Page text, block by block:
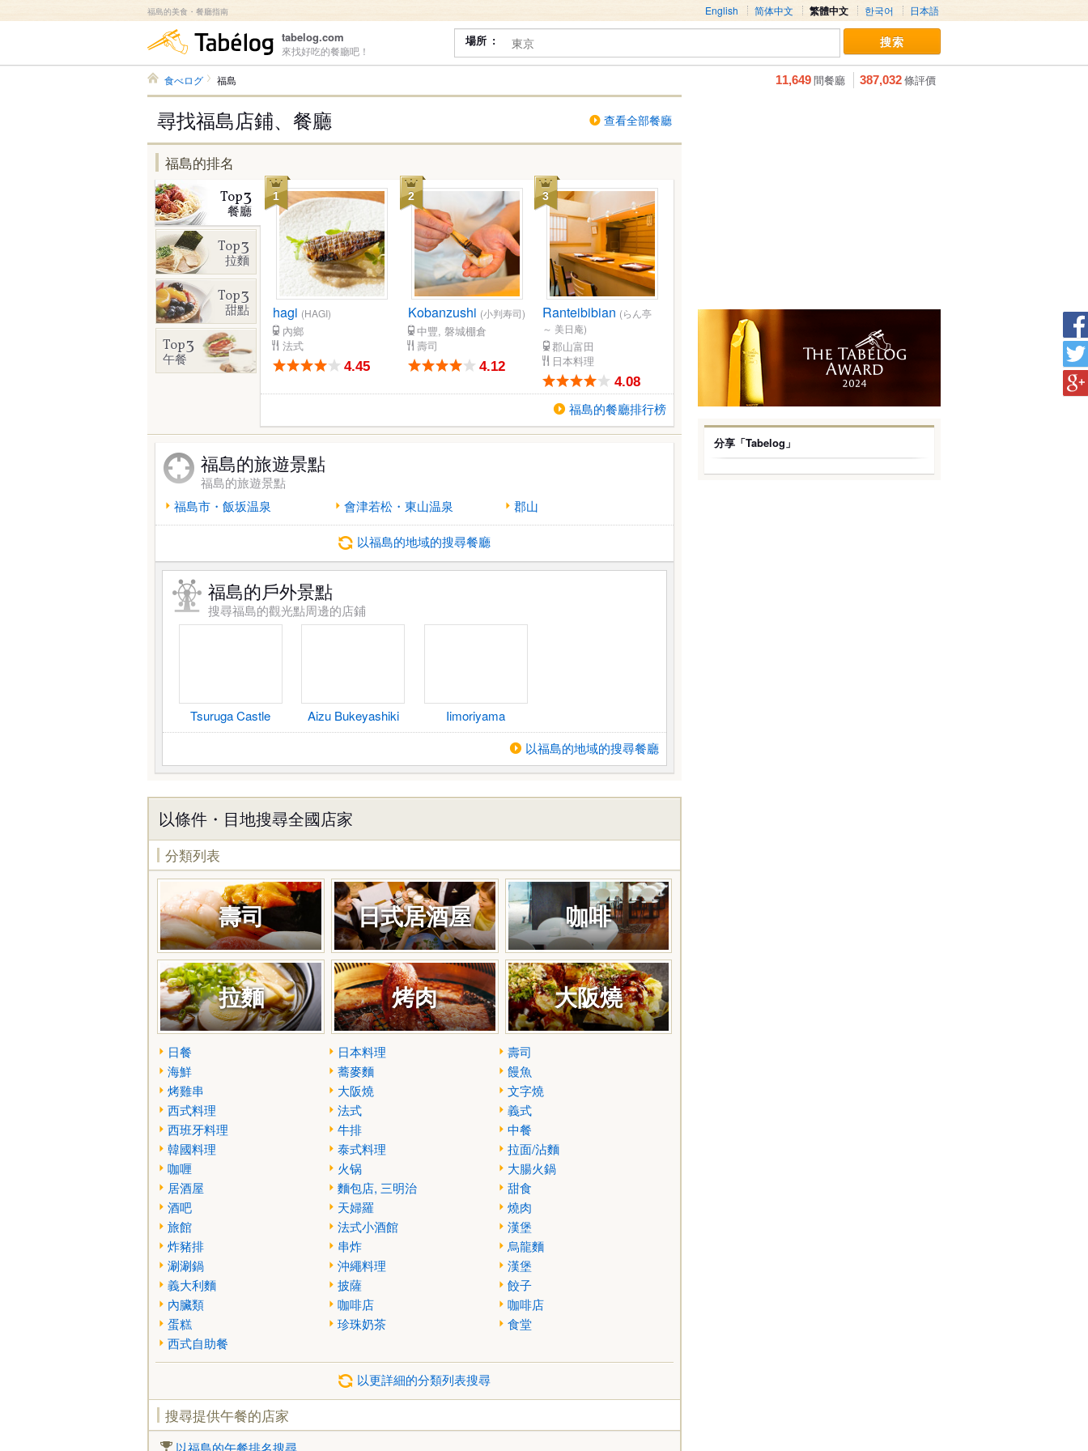
福島的美食・餐廳指南 English 简体中文 繁體中文 한국어 日本語
食べログ
tabelog.com
來找好吃的餐廳吧！
場所
食べログ 福島 11,649 間餐廳 387,032 條評價
尋找福島店鋪、餐廳 查看全部餐廳
福島的排名
Top3
餐廳
Top3
拉麵
Top3
甜點
Top3
午餐
1
hagi (HAGI)
內鄉
法式
4.45
2
Kobanzushi (小判寿司)
中豐, 磐城棚倉
壽司
4.12
3
Ranteibibian (らん亭
～ 美日庵)
郡山富田
日本料理
4.08
福島的餐廳排行榜
福島的旅遊景點
福島的旅遊景點
福島市・飯坂温泉
會津若松・東山温泉 郡山
以福島的地域的搜尋餐廳
福島的戶外景點
搜尋福島的觀光點周邊的店鋪
Tsuruga Castle Aizu Bukeyashiki
Iimoriyama
以福島的地域的搜尋餐廳
以條件・目地搜尋全國店家
分類列表
壽司 日式居酒屋 咖啡
拉麵 烤肉 大阪燒
日餐 日本料理
壽司
海鮮
蕎麥麵
饅魚
烤雞串
大阪燒
文字燒
西式料理
法式
義式
西班牙料理
牛排
中餐
韓國料理
泰式料理
拉面/沾麵
咖喱
火锅
大腸火鍋
居酒屋
麵包店, 三明治
甜食
酒吧
天婦羅
燒肉
旅館
法式小酒館
漢堡
炸豬排
串炸
烏龍麵
涮涮鍋
沖繩料理
漢堡
義大利麵
披薩
餃子
內臟類
咖啡店
咖啡店
蛋糕
珍珠奶茶
食堂
西式自助餐
以更詳細的分類列表搜尋
搜尋提供午餐的店家
以福島的午餐排名搜尋
分享「Tabelog」